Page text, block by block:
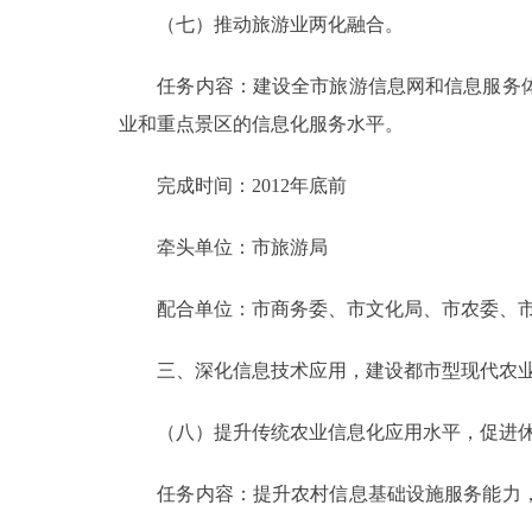
（七）推动旅游业两化融合。
任务内容：建设全市旅游信息网和信息服务
业和重点景区的信息化服务水平。
完成时间：2012年底前
牵头单位：市旅游局
配合单位：市商务委、市文化局、市农委、
三、深化信息技术应用，建设都市型现代农
（八）提升传统农业信息化应用水平，促进
任务内容：提升农村信息基础设施服务能力